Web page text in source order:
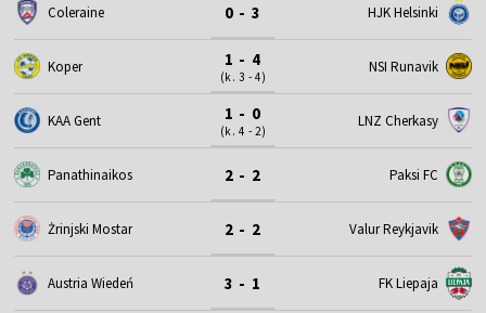
Coleraine 0 - 3 HJK Helsinki
Koper 1 - 4
(k. 3 - 4)
NSI Runavik
KAA Gent 1 - 0
(k. 4 - 2)
LNZ Cherkasy
Panathinaikos 2 - 2 Paksi FC
Żrinjski Mostar 2 - 2 Valur Reykjavik
Austria Wiedeń 3 - 1 FK Liepaja